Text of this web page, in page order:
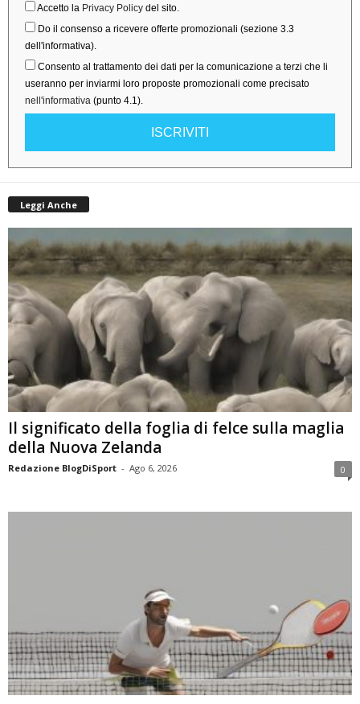
Accetto la Privacy Policy del sito.
Do il consenso a ricevere offerte promozionali (sezione 3.3
dell'informativa).
Consento al trattamento dei dati per la comunicazione a terzi che li
useranno per inviarmi loro proposte promozionali come precisato
nell'informativa (punto 4.1).
ISCRIVITI
Leggi Anche
Il significato della foglia di felce sulla maglia
della Nuova Zelanda
Redazione BlogDiSport - Ago 6, 2026 0